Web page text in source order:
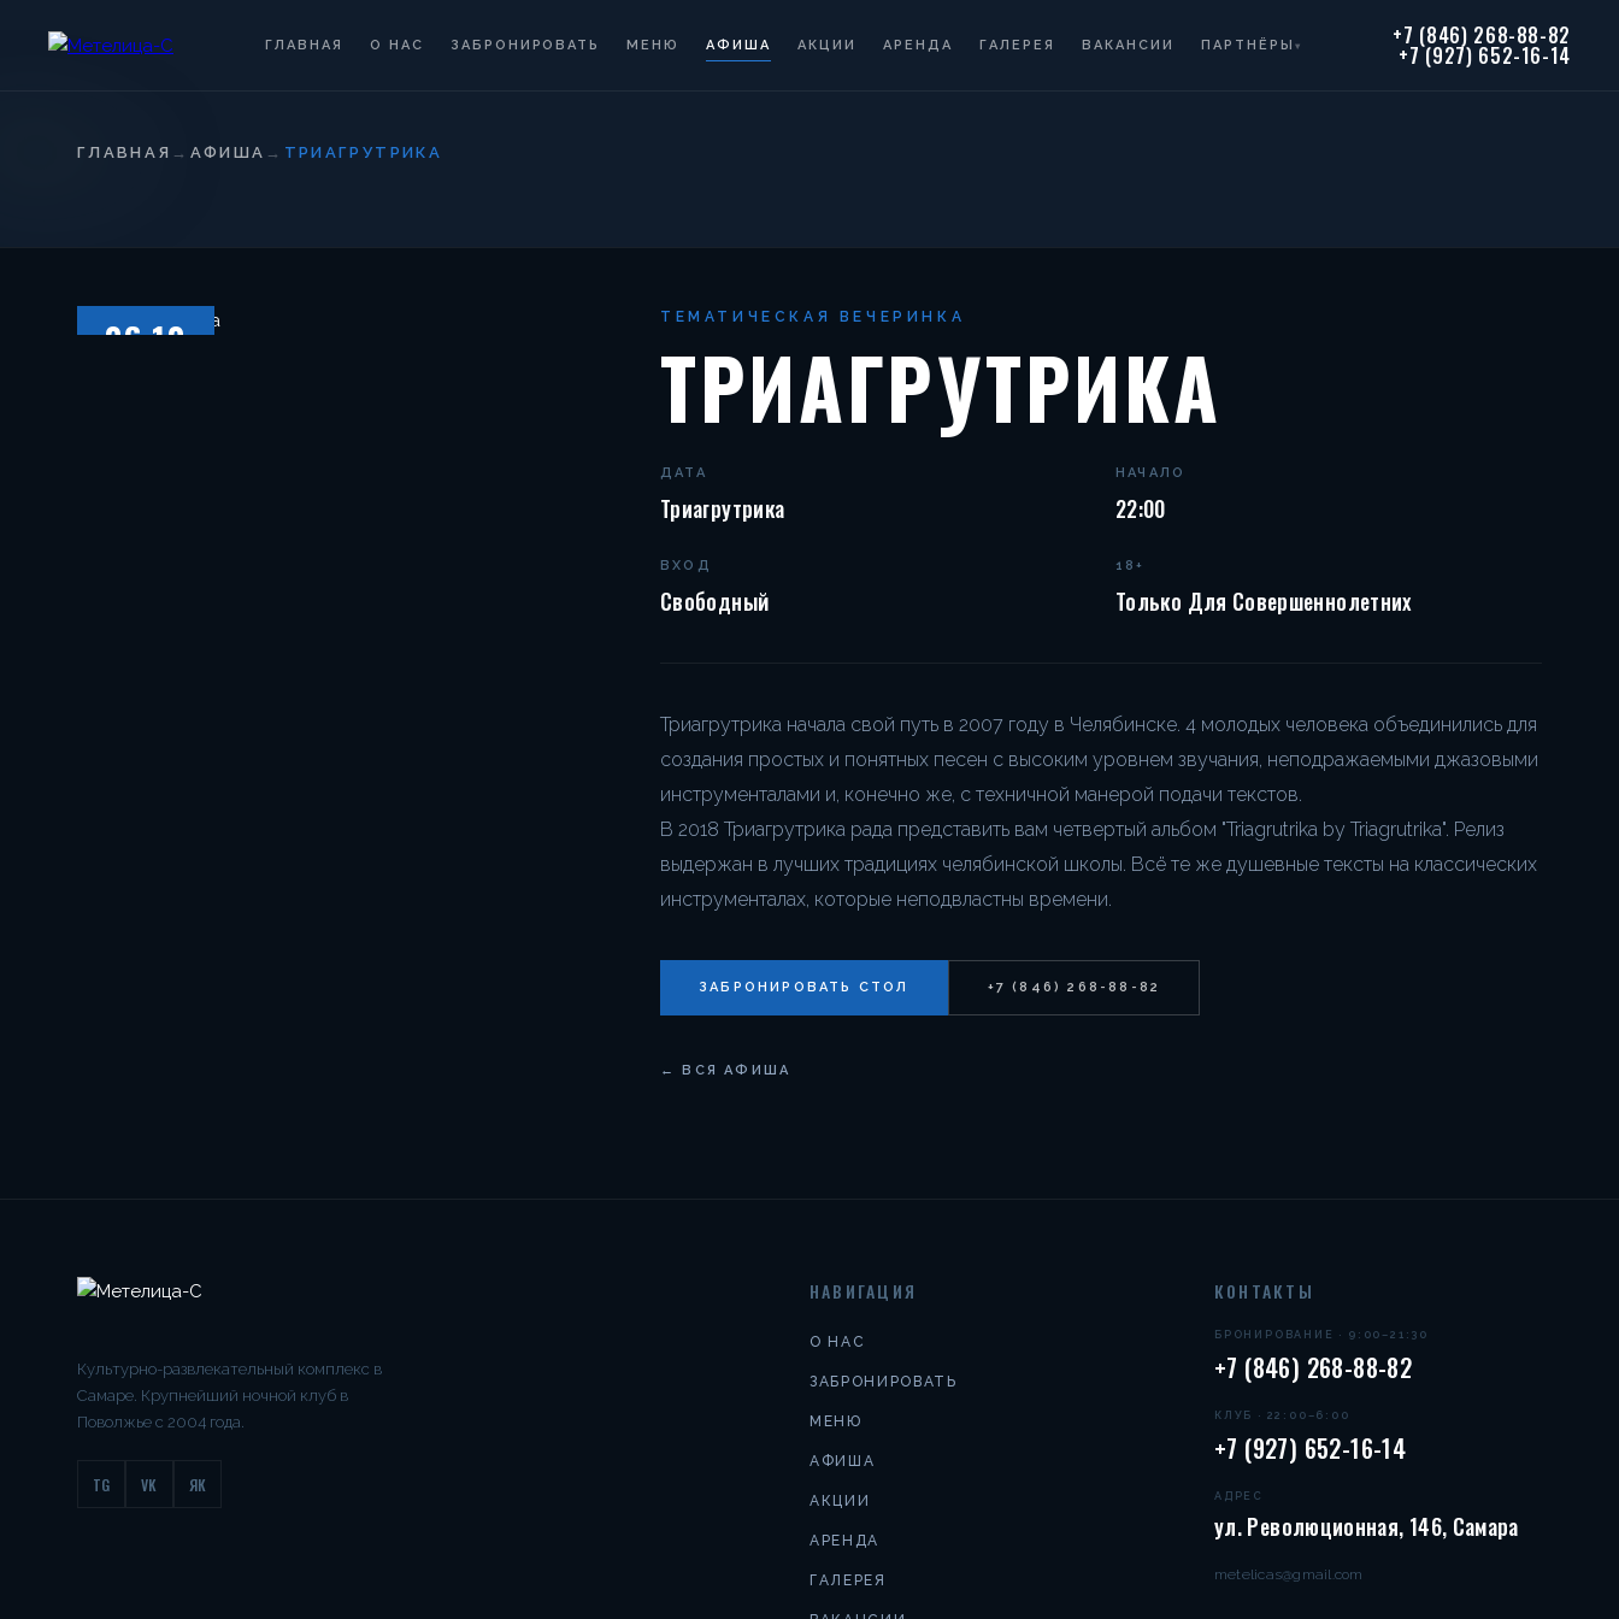
ГЛАВНАЯ О НАС ЗАБРОНИРОВАТЬ МЕНЮ АФИША АКЦИИ АРЕНДА ГАЛЕРЕЯ ВАКАНСИИ ПАРТНЁРЫ ▾ +7 (846) 268-88-82
+7 (927) 652-16-14
ГЛАВНАЯ → АФИША → ТРИАГРУТРИКА
06.10 ТЕМАТИЧЕСКАЯ ВЕЧЕРИНКА
ТРИАГРУТРИКА
ДАТА
Триагрутрика
НАЧАЛО
22:00
ВХОД
Свободный
18+
Только Для Совершеннолетних
Триагрутрика начала свой путь в 2007 году в Челябинске. 4 молодых человека объединились для
создания простых и понятных песен с высоким уровнем звучания, неподражаемыми джазовыми
инструменталами и, конечно же, с техничной манерой подачи текстов.
В 2018 Триагрутрика рада представить вам четвертый альбом "Triagrutrika by Triagrutrika". Релиз
выдержан в лучших традициях челябинской школы. Всё те же душевные тексты на классических
инструменталах, которые неподвластны времени.
ЗАБРОНИРОВАТЬ СТОЛ +7 (846) 268-88-82
← ВСЯ АФИША
Культурно-развлекательный комплекс в
Самаре. Крупнейший ночной клуб в
Поволжье с 2004 года.
TG VK ЯК
НАВИГАЦИЯ
О НАС
ЗАБРОНИРОВАТЬ
МЕНЮ
АФИША
АКЦИИ
АРЕНДА
ГАЛЕРЕЯ
КОНТАКТЫ
БРОНИРОВАНИЕ · 9:00–21:30
+7 (846) 268-88-82
КЛУБ · 22:00–6:00
+7 (927) 652-16-14
АДРЕС
ул. Революционная, 146, Самара
metelicas@gmail.com